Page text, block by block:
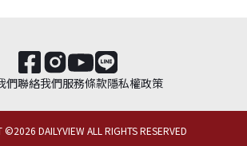
們聯絡我們服務條款隱私權政策
©2026 DAILYVIEW ALL RIGHTS RESERVED